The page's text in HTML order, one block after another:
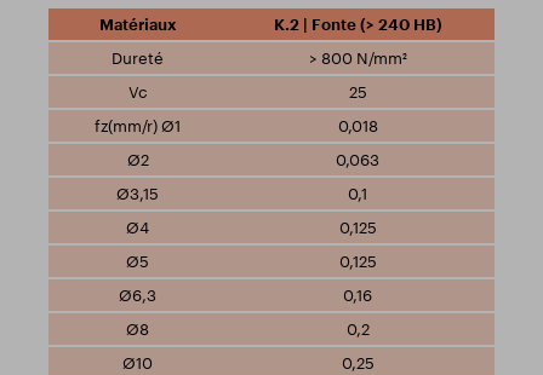
K.2 | Fonte (> 240 HB)
> 800 N/mm²
25
0,018
0,063
0,1
0,125
0,125
0,16
0,2
0,25